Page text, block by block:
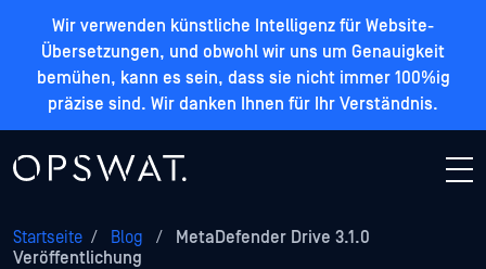
Wir verwenden künstliche Intelligenz für Website-
Übersetzungen, und obwohl wir uns um Genauigkeit
bemühen, kann es sein, dass sie nicht immer 100%ig
präzise sind. Wir danken Ihnen für Ihr Verständnis.
Startseite / Blog /
MetaDefender Drive 3.1.0
Veröffentlichung